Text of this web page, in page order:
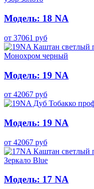
Модель: 18 NA
от 37061 руб
Модель: 19 NA
от 42067 руб
Модель: 19 NA
от 42067 руб
Модель: 17 NA